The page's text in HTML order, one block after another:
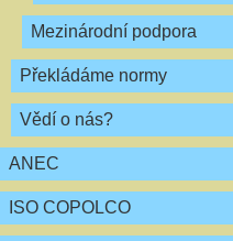
Mezinárodní podpora
Překládáme normy
Vědí o nás?
ANEC
ISO COPOLCO